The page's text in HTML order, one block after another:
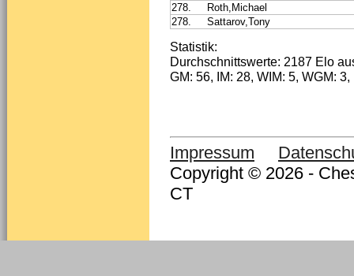
278.
Roth,Michael
278.
Sattarov,Tony
Statistik:
Durchschnittswerte: 2187 Elo
GM: 56, IM: 28, WIM: 5, WGM:
Impressum
Copyright © 2026 -
CT